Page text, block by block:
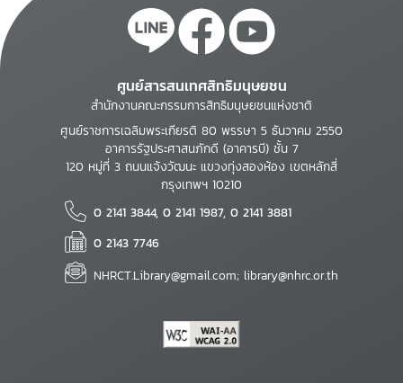
ศูนย์สารสนเทศสิทธิมนุษยชน
สำนักงานคณะกรรมการสิทธิมนุษยชนแห่งชาติ
ศูนย์ราชการเฉลิมพระเกียรติ 80 พรรษา 5 ธันวาคม 2550
อาคารรัฐประศาสนภักดี (อาคารบี) ชั้น 7
120 หมู่ที่ 3 ถนนแจ้งวัฒนะ แขวงทุ่งสองห้อง เขตหลักสี่
กรุงเทพฯ 10210
0 2141 3844, 0 2141 1987, 0 2141 3881
0 2143 7746
NHRCT.Library@gmail.com; library@nhrc.or.th